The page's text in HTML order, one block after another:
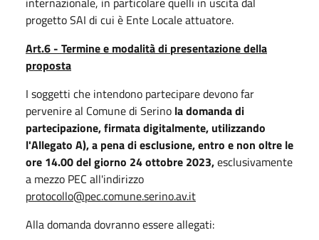
progetto SAI di cui è Ente Locale attuatore.
Art.6 - Terminee modalitàdi presentazionedella
proposta
I soggetti che intendono partecipare devono far
pervenire al Comune di Serino la domanda di
partecipazione, firmata digitalmente, utilizzando
l'Allegato A), a pena diesclusione,entro e non oltre le
ore 14.00 del giorno 24 ottobre 2023,esclusivamente
a mezzo PEC all'indirizzo
protocollo@pec.comune.serino.av.it
Alla domanda dovranno essere allegati: